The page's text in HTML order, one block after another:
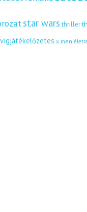
star wars thriller
vígjátékelőzetes x men